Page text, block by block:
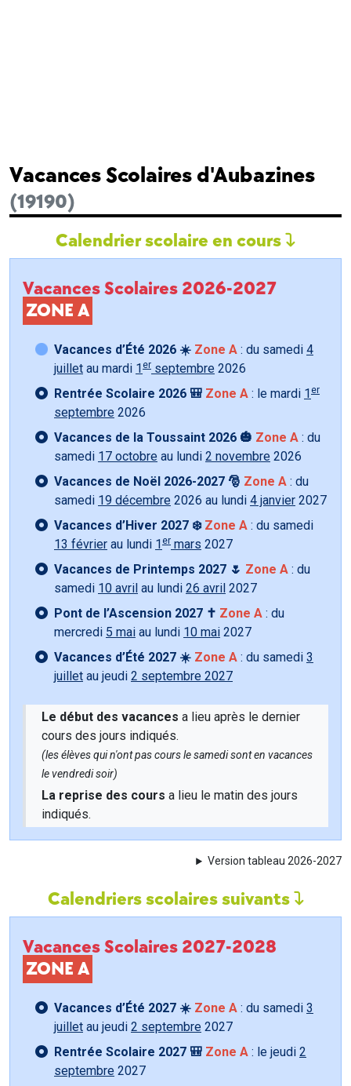
Vacances Scolaires d'Aubazines
(19190)
Calendrier scolaire en cours
Vacances Scolaires 2026-2027
ZONE A
Vacances d’Été 2026 ☀️ Zone A : du samedi 4
juillet au mardi 1 er septembre 2026
Rentrée Scolaire 2026 🎒 Zone A : le mardi 1 er
septembre 2026
Vacances de la Toussaint 2026 🎃 Zone A : du
samedi 17 octobre au lundi 2 novembre 2026
Vacances de Noël 2026-2027 🎅 Zone A : du
samedi 19 décembre 2026 au lundi 4 janvier 2027
Vacances d’Hiver 2027 ❄️ Zone A : du samedi
13 février au lundi 1 er mars 2027
Vacances de Printemps 2027 🌷 Zone A : du
samedi 10 avril au lundi 26 avril 2027
Pont de l’Ascension 2027 ✝️ Zone A : du
mercredi 5 mai au lundi 10 mai 2027
Vacances d’Été 2027 ☀️ Zone A : du samedi 3
juillet au jeudi 2 septembre 2027
Le début des vacances a lieu après le dernier
cours des jours indiqués.
(les élèves qui n'ont pas cours le samedi sont en vacances
le vendredi soir)
La reprise des cours a lieu le matin des jours
indiqués.
Version tableau 2026-2027
Calendriers scolaires suivants
Vacances Scolaires 2027-2028
ZONE A
Vacances d’Été 2027 ☀️ Zone A : du samedi 3
juillet au jeudi 2 septembre 2027
Rentrée Scolaire 2027 🎒 Zone A : le jeudi 2
septembre 2027